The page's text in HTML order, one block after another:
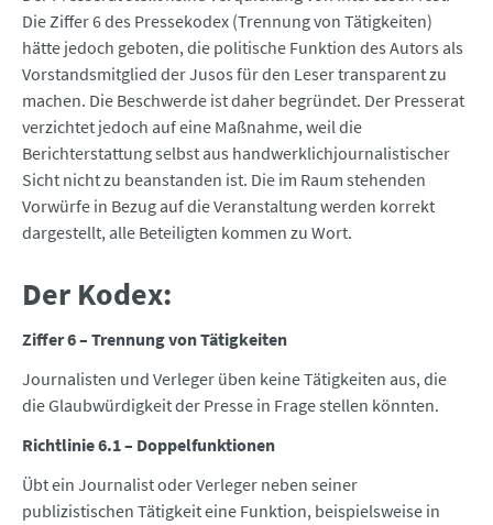
Die Ziffer 6 des Pressekodex (Trennung von Tätigkeiten)
hätte jedoch geboten, die politische Funktion des Autors als
Vorstandsmitglied der Jusos für den Leser transparent zu
machen. Die Beschwerde ist daher begründet. Der Presserat
verzichtet jedoch auf eine Maßnahme, weil die
Berichterstattung selbst aus handwerklichjournalistischer
Sicht nicht zu beanstanden ist. Die im Raum stehenden
Vorwürfe in Bezug auf die Veranstaltung werden korrekt
dargestellt, alle Beteiligten kommen zu Wort.
Der Kodex:
Ziffer 6 – Trennung von Tätigkeiten
Journalisten und Verleger üben keine Tätigkeiten aus, die
die Glaubwürdigkeit der Presse in Frage stellen könnten.
Richtlinie 6.1 – Doppelfunktionen
Übt ein Journalist oder Verleger neben seiner
publizistischen Tätigkeit eine Funktion, beispielsweise in